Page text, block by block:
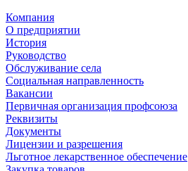
Компания
О предприятии
История
Руководство
Обслуживание села
Социальная направленность
Вакансии
Первичная организация профсоюза
Реквизиты
Документы
Лицензии и разрешения
Льготное лекарственное обеспечение